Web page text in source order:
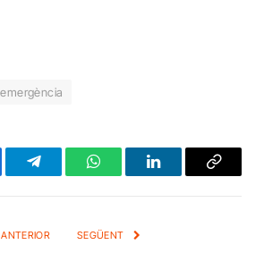
TelegramWhatsAppLinkedInCopy
ANTERIOR SEGÜENT